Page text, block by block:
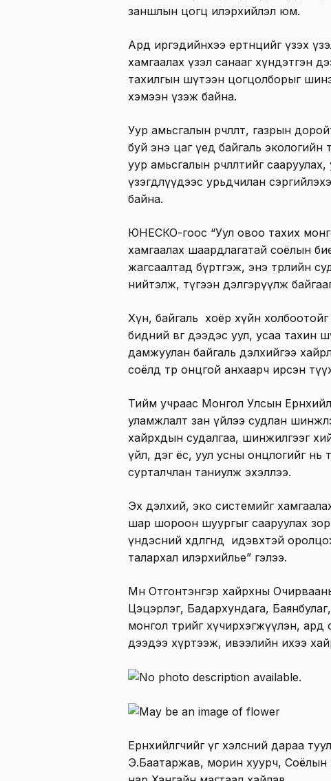
заншлын цогц илэрхийлэл юм.
Ард иргэдийнхээ ертөнцийг үзэх
хамгаалах үзэл санааг хүндэтгэн
тахилгын шүтээн цогцолборыг
хэмээн үзэж байна.
Уур амьсгалын өөрчлөлт, газрын
буй энэ цаг үед байгаль экологийн
уур амьсгалын өөрчлөлтийг
үзэгдлүүдээс урьдчилан
байна.
ЮНЕСКО-гоос “Уул овоо тахих
хамгаалах шаардлагатай соёлын
жагсаалтад бүртгэж, энэ төрлийн
нийтэлж, түгээн дэлгэрүүлж
Хүн, байгаль хоёр хүйн
бидний өвөг дээдэс уул, усаа тахин
дамжуулан байгаль дэлхийгээ
соёлд төр онцгой анхаарч ирсэн
Тийм учраас Монгол Улсын
уламжлалт зан үйлээ судлан
хайрхдын судалгаа, шинжилгээг
үйл, дэг ёс, уул усны онцлогийг
сурталчлан таниулж эхэллээ.
Эх дэлхий, эко системийг
шар шороон шуургыг сааруулах
үндэсний хөдөлгөөнд идэвхтэй
талархал илэрхийлье” гэлээ.
Мөн Отгонтэнгэр хайрхны
Цэцэрлэг, Бадархундага,
монгол төрийг хүчирхэгжүүлэн,
дээдээ хүртээж, ивээлийн ихээ
Ерөнхийлөгчийг үг хэлсний дараа
Э.Баатаржав, морин хуурч, Соёлын